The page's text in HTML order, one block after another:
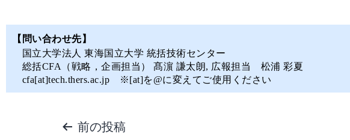
【問い合わせ先】
国立大学法人 東海国立大学 統括技術センター
総括CFA（戦略，企画担当） 髙濵 謙太朗, 広報担当 松浦 彩夏
cfa[at]tech.thers.ac.jp ※[at]を@に変えてご使用ください
前の投稿